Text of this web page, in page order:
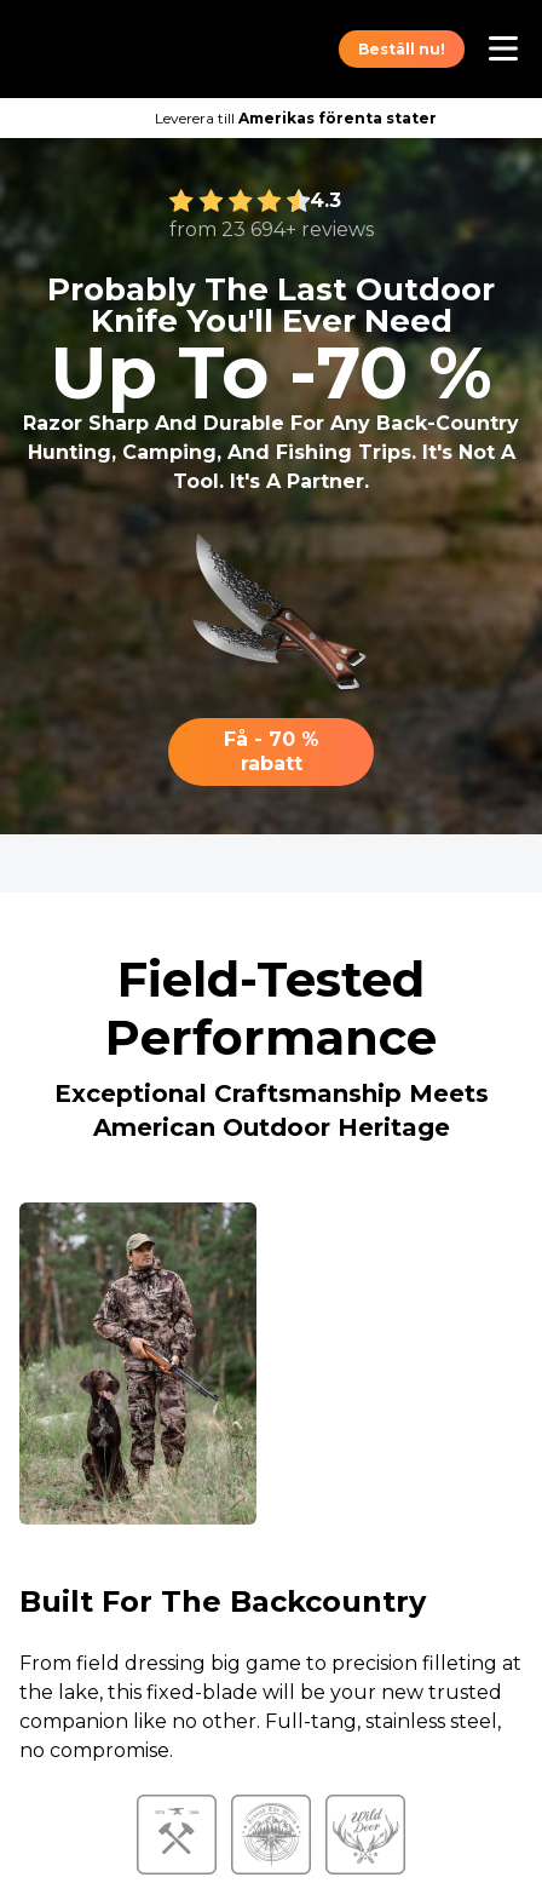
Beställ nu!
Leverera till Amerikas förenta stater
4.3
from 23 694+ reviews
Probably The Last Outdoor
Knife You'll Ever Need
Up To -70 %
Razor Sharp And Durable For Any Back-Country
Hunting, Camping, And Fishing Trips. It's Not A
Tool. It's A Partner.
Få - 70 %
rabatt
Field-Tested
Performance
Exceptional Craftsmanship Meets
American Outdoor Heritage
Built For The Backcountry
From field dressing big game to precision filleting at
the lake, this fixed-blade will be your new trusted
companion like no other. Full-tang, stainless steel,
no compromise.